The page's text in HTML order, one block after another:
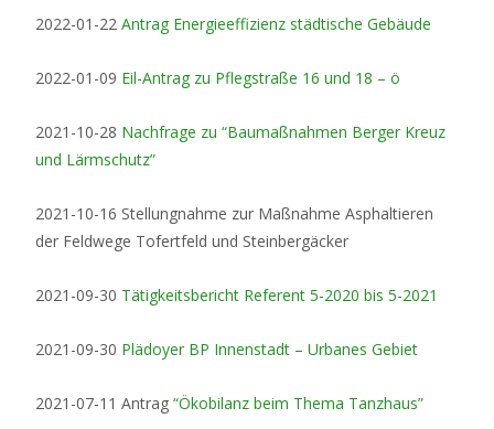
2022-01-22 Antrag Energieeffizienz städtische Gebäude
2022-01-09 Eil-Antrag zu Pflegstraße 16 und 18 – ö
2021-10-28 Nachfrage zu “Baumaßnahmen Berger Kreuz
und Lärmschutz”
2021-10-16 Stellungnahme zur Maßnahme Asphaltieren
der Feldwege Tofertfeld und Steinbergäcker
2021-09-30 Tätigkeitsbericht Referent 5-2020 bis 5-2021
2021-09-30 Plädoyer BP Innenstadt – Urbanes Gebiet
2021-07-11 Antrag “Ökobilanz beim Thema Tanzhaus”